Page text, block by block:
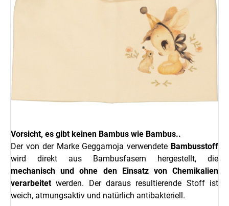
Vorsicht, es gibt keinen Bambus wie Bambus..
Der von der Marke Geggamoja verwendete Bambusstoff
wird direkt aus Bambusfasern hergestellt, die
mechanisch und ohne den Einsatz von Chemikalien
verarbeitetwerden. Der daraus resultierende Stoff ist
weich, atmungsaktiv und natürlich antibakteriell.